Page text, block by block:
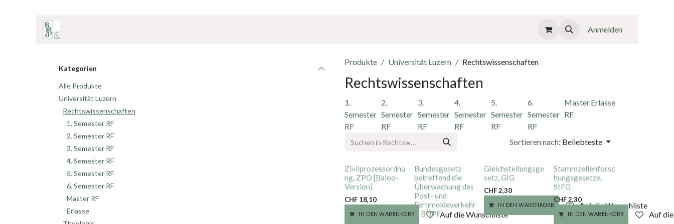
Anmelden
Kategorien
Alle Produkte
Universität Luzern
Rechtswissenschaften
1. Semester RF
2. Semester RF
3. Semester RF
4. Semester RF
5. Semester RF
6. Semester RF
Master RF
Erlasse
Produkte Universität Luzern Rechtswissenschaften
Rechtswissenschaften
1.
Semester
RF
2.
Semester
RF
3.
Semester
RF
4.
Semester
RF
5.
Semester
RF
6.
Semester
RF
Master
RF
Erlasse
Sortieren nach: Beliebteste
Zivilprozessordnu
ng, ZPO [Baloo-
Version]
CHF 18,10
IN DEN WARENKORB Auf die Wunschliste
Bundesgesetz
betreffend die
Überwachung des
Post- und
Fernmeldeverkehr
s, BÜPF
Gleichstellungsge
setz, GIG
CHF2,30
IN DEN WARENKORB Auf die Wunschliste
Stammzellenforsc
hungsgesetze,
StFG
CHF2,30
IN DEN WARENKORB Auf